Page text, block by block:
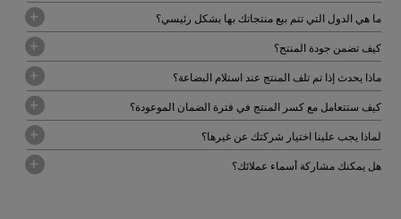
ما هي الدول التي تتم بيع منتجاتك بها بشكل رئيسي؟
كيف تضمن جودة المنتج؟
ماذا يحدث إذا تم تلف المنتج عند استلام البضاعة؟
كيف ستتعامل مع كسر المنتج في فترة الضمان الموعودة؟
لماذا يجب علينا اختيار شركتك عن غيرها؟
هل يمكنك مشاركة أسماء عملائك؟